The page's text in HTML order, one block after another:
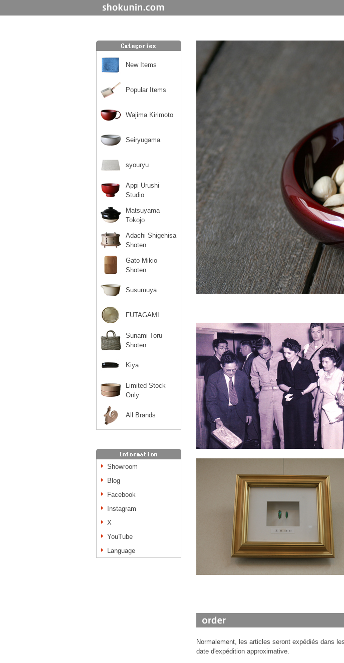
New Items
Popular Items
Wajima Kirimoto
Seiryugama
syouryu
Appi Urushi
Studio
Matsuyama
Tokojo
Adachi Shigehisa
Shoten
Gato Mikio
Shoten
Susumuya
FUTAGAMI
Sunami Toru
Shoten
Kiya
Limited Stock
Only
All Brands
Showroom
Blog
Facebook
Instagram
X
YouTube
Language
Normalement, les articles seront expédiés dans
date d'expédition approximative.